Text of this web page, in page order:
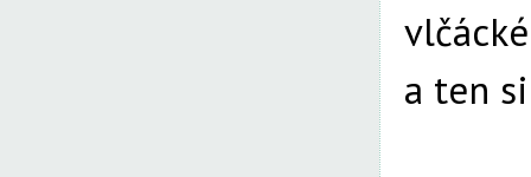
a ten